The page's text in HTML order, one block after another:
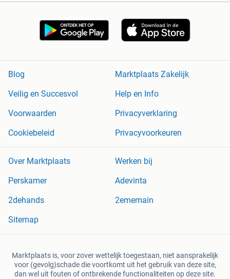
Blog
Marktplaats Zakelijk
Veilig en Succesvol
Help en Info
Voorwaarden
Privacyverklaring
Cookiebeleid
Privacyvoorkeuren
Over Marktplaats
Werken bij
Perskamer
Adevinta
2dehands
2ememain
Sitemap
Marktplaats is, voor zover wettelijk toegestaan, niet aansprakelijk
voor (gevolg)schade die voortkomt uit het gebruik van deze site,
dan wel uit fouten of ontbrekende functionaliteiten op deze site.